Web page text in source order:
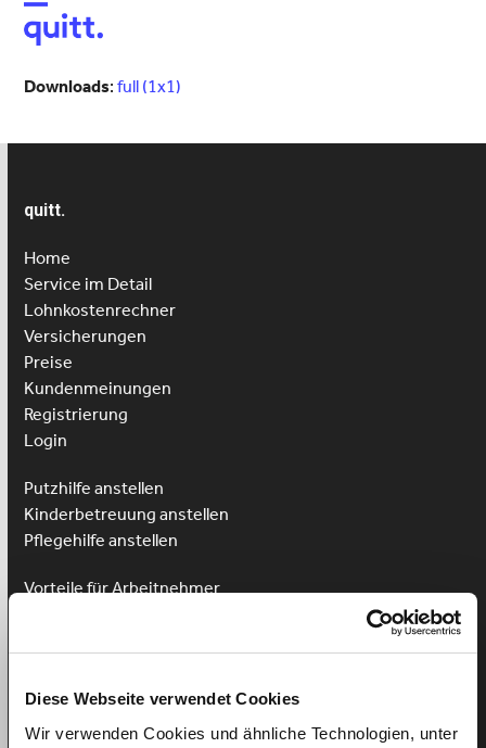
Diese Webseite verwendet Cookies
Wir verwenden Cookies und ähnliche Technologien, unter
Open
mobile
menu
Close
mobile
menu
Downloads:full (1x1)
quitt.
Home
Service im Detail
Lohnkostenrechner
Versicherungen
Preise
Kundenmeinungen
Registrierung
Login
Putzhilfe anstellen
Kinderbetreuung anstellen
Pflegehilfe anstellen
Vorteile für Arbeitnehmer